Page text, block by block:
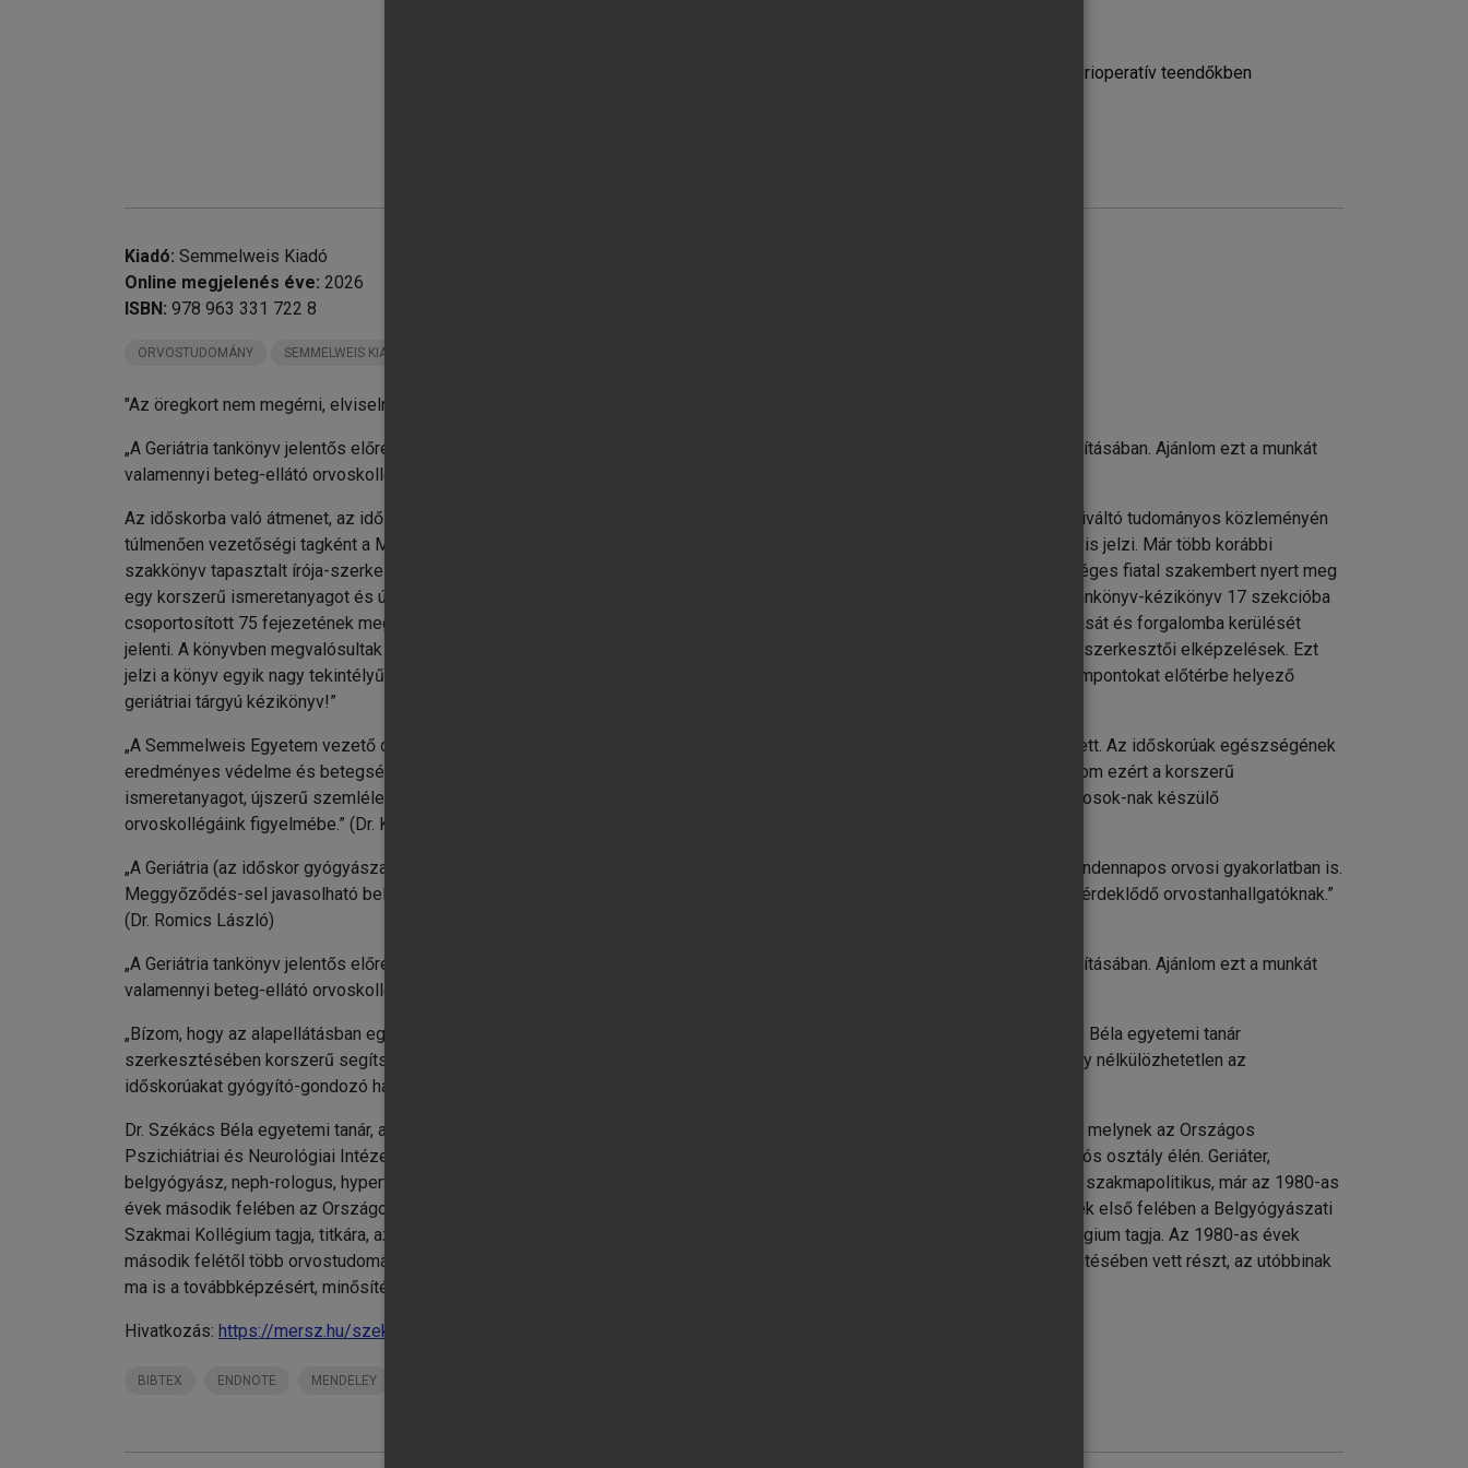
XVI. Szekció. Idős betegek traumatológiai ellátása, sajátosságok a sebészeti perioperatív teendőkben
Kiadó: Semmelweis Kiadó
Online megjelenés éve: 2026
ISBN: 978 963 331 722 8
ORVOSTUDOMÁNY SEMMELWEIS KIADÓ KÖNYVEI
"Az öregkort nem megérni, elviselni, művészet." (Goethe).
„A Geriátria tankönyv jelentős előrelépés időskorú betegeink ellátásának javításában, a megfelelő szakmai felkészülés biztosításában. Ajánlom ezt a munkát
valamennyi beteg-ellátó orvoskollégám figyelmébe.” (Dr. Zöllei Magdolna)
Az időskorba való átmenet, az időskor iránti elmélyült szakmai elkötelezettségét számos jelentős nemzetközi érdeklődést kiváltó tudományos közleményén
túlmenően vezetőségi tagként a Magyar Menopauza Társaság, majd a Magyar Geriátriai Társaság munkájában való részvétele is jelzi. Már több korábbi
szakkönyv tapasztalt írója-szerkesztőjeként 2004-ben új feladatba vágott. Mintegy 30 vezető klinikus-oktatót és több tehetséges fiatal szakembert nyert meg
egy korszerű ismeretanyagot és újszerű problémaorientált klinikai megközelítési rendszert is bemutató egyetemi geriátriai tankönyv-kézikönyv 17 szekcióba
csoportosított 75 fejezetének megírásához. Kezdeményezése sikeresnek bizonyult, hiszen 2005 eleje már a könyv bemutatását és forgalomba kerülését
jelenti. A könyvben megvalósultak az idős beteget gyógyító orvost szakmailag hatékonyan felkészítő és kiszolgáló korszerű szerkesztői elképzelések. Ezt
jelzi a könyv egyik nagy tekintélyű lektorának, Tringer László professzor bírálatának indító mondata is: „Végre egy klinikai szempontokat előtérbe helyező
geriátriai tárgyú kézikönyv!”
„A Semmelweis Egyetem vezető oktatóinak munkájával a Semmelweis Kiadó gondozásában ismét egy kitűnő könyv születetett. Az időskorúak egészségének
eredményes védelme és betegségeik hatékony ellátása társadalmunk egyik igen fontos kihívása a jelenben és jövőben. Ajánlom ezért a korszerű
ismeretanyagot, újszerű szemléletet adó Geriátria könyvet mind egyetemünk felsőéves hallgatóinak, mind különböző szakorvosok-nak készülő
orvoskollégáink figyelmébe.” (Dr. Kopper László)
„A Geriátria (az időskor gyógyászata) könyv régi hiányt pótol. A kötet korszerű ismere-teket tartalmaz és eligazítást nyújt a mindennapos orvosi gyakorlatban is.
Meggyőződés-sel javasolható belgyógyászoknak, geriátriai szakvizsgára készülőknek, családorvosoknak és a geriátria iránt érdeklődő orvostanhallgatóknak.”
(Dr. Romics László)
„A Geriátria tankönyv jelentős előrelépés időskorú betegeink ellátásának javításában, a megfelelő szakmai felkészülés biztosításában. Ajánlom ezt a munkát
valamennyi beteg-ellátó orvoskollégám figyelmébe.” (Dr. Zöllei Magdolna)
„Bízom, hogy az alapellátásban egyre több családorvos kollégám teszi majd le a geriátria szakvizsgát, amihez végre Székács Béla egyetemi tanár
szerkesztésében korszerű segítséget nyújtó egyetemi Geriátria tankönyv is rendelkezésre áll. Olyan teljesértékű könyv, amely nélkülözhetetlen az
időskorúakat gyógyító-gondozó háziorvosi munkánkban.” (Dr. Balogh Sándor)
Dr. Székács Béla egyetemi tanár, az MTA doktora, 1967 óta a Semmelweis Egyetem II. Sz. Belgyógyászati Klinikáján dolgozik, melynek az Országos
Pszichiátriai és Neurológiai Intézetbe kihelyezett Geriátriai Tanszéki Csoportját vezeti a geriátriai-belgyógyászati-rehabilitációs osztály élén. Geriáter,
belgyógyász, neph-rologus, hypertonologus szakorvos, az Európai Hypertonia Társaság klinikai hypertonia specialistája. Aktív szakmapolitikus, már az 1980-as
évek második felében az Országos Belgyógyászati Intézet hypertonia-vese munkabizottságának titkára volt. Az 1990-es évek első felében a Belgyógyászati
Szakmai Kollégium tagja, titkára, az egészségügyi finanszírozási reformbizottság tagja, napjainkban a Geriátriai Szakmai Kollégium tagja. Az 1980-as évek
második felétől több orvostudományi társaság, így a Magyar Nephrologiai Társaság, majd a Magyar Hypertonia Társaság vezetésében vett részt, az utóbbinak
ma is a továbbképzésért, minősítésért felelős alelnöke.
Hivatkozás: https://mersz.hu/szekacs-geriatria//
BIBTEX ENDNOTE MENDELEY